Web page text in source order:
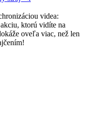
videa:
ktorú vidíte na
oveľa viac, než len